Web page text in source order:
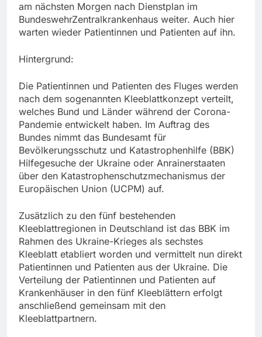
am nächsten Morgen nach Dienstplan im
BundeswehrZentralkrankenhaus weiter. Auch hier
warten wieder Patientinnen und Patienten auf ihn.
Hintergrund:
Die Patientinnen und Patienten des Fluges werden
nach dem sogenannten Kleeblattkonzept verteilt,
welches Bund und Länder während der Corona-
Pandemie entwickelt haben. Im Auftrag des
Bundes nimmt das Bundesamt für
Bevölkerungsschutz und Katastrophenhilfe (BBK)
Hilfegesuche der Ukraine oder Anrainerstaaten
über den Katastrophenschutzmechanismus der
Europäischen Union (UCPM) auf.
Zusätzlich zu den fünf bestehenden
Kleeblattregionen in Deutschland ist das BBK im
Rahmen des Ukraine-Krieges als sechstes
Kleeblatt etabliert worden und vermittelt nun direkt
Patientinnen und Patienten aus der Ukraine. Die
Verteilung der Patientinnen und Patienten auf
Krankenhäuser in den fünf Kleeblättern erfolgt
anschließend gemeinsam mit den
Kleeblattpartnern.